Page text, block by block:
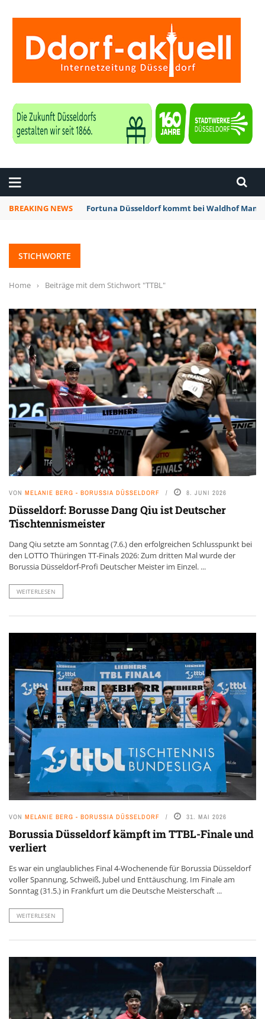
BREAKING NEWS Fortuna Düsseldorf kommt bei Waldhof
STICHWORTE
Home › Beiträge mit dem Stichwort "TTBL"
VON MELANIE BERG - BORUSSIA DÜSSELDORF 8. JUNI 2026
Düsseldorf: Borusse Dang Qiu ist Deutscher
Tischtennismeister
Dang Qiu setzte am Sonntag (7.6.) den erfolgreichen Schlusspunkt bei
den LOTTO Thüringen TT-Finals 2026: Zum dritten Mal wurde der
Borussia Düsseldorf-Profi Deutscher Meister im Einzel. ...
WEITERLESEN
VON MELANIE BERG - BORUSSIA DÜSSELDORF 31. MAI 2026
Borussia Düsseldorf kämpft im TTBL-Finale und
verliert
Es war ein unglaubliches Final 4-Wochenende für Borussia Düsseldorf
voller Spannung, Schweiß, Jubel und Enttäuschung. Im Finale am
Sonntag (31.5.) in Frankfurt um die Deutsche Meisterschaft ...
WEITERLESEN